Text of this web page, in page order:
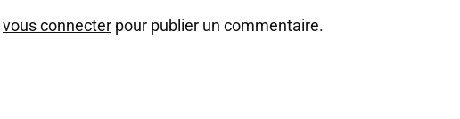
vous connecter pour publier un commentaire.